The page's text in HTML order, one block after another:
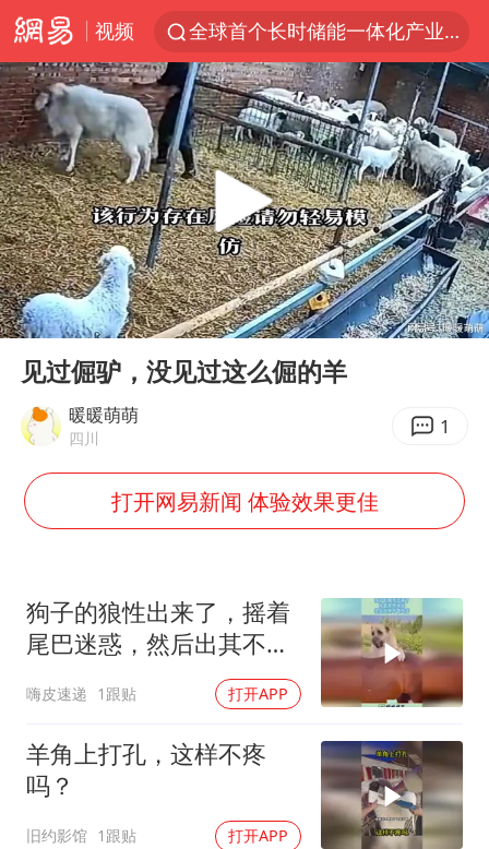
视频
全球首个长时储能一体化产业园量产
台风白海豚已进入24小时警戒线
中国女篮70-67险胜尼日利亚女篮
上海：台风白海豚或将带来龙卷风
四川宜宾市高县4.9级地震致1人死亡
名创优品回应女子吐槽内裤质量差
出口禁令驱动有色板块大涨
中巨芯：上半年归母净利润1405.77万元
秋天的第一杯奶茶到底有多火
U17国足三连胜晋级明日之星半决赛
美股存储板块集体大跌
东航：国内客票提前14天免费退改
胜宏科技：股票交易异常波动
夯实基础开新局
Play
00:00 01:17
见过倔驴，没见过这么倔的羊
暖暖萌萌
四川 1
打开网易新闻 体验效果更佳
狗子的狼性出来了，摇着
尾巴迷惑，然后出其不备
嗨皮速递 1跟贴 打开APP
羊角上打孔，这样不疼
吗？
旧约影馆 1跟贴 打开APP